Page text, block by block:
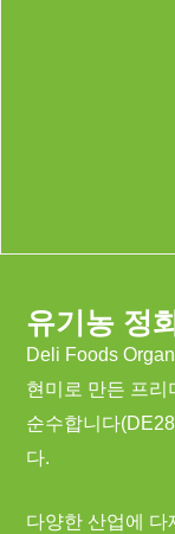
유기농 정
Deli Foods
현미로 만든 프리
순수합니다
다.
다양한 산업에 다